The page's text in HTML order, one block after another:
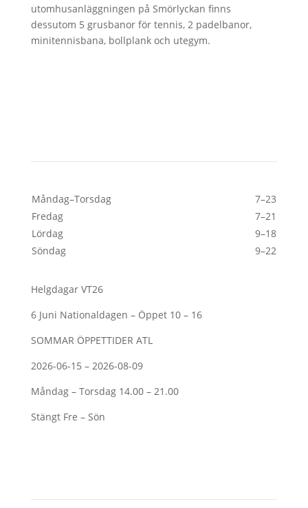
utomhusanläggningen på Smörlyckan finns
dessutom 5 grusbanor för tennis, 2 padelbanor,
minitennisbana, bollplank och utegym.
Måndag–Torsdag
7–23
Fredag
7–21
Lördag
9–18
Söndag
9–22
Helgdagar VT26
6 Juni Nationaldagen – Öppet 10 – 16
SOMMAR ÖPPETTIDER ATL
2026-06-15 – 2026-08-09
Måndag – Torsdag 14.00 – 21.00
Stängt Fre – Sön